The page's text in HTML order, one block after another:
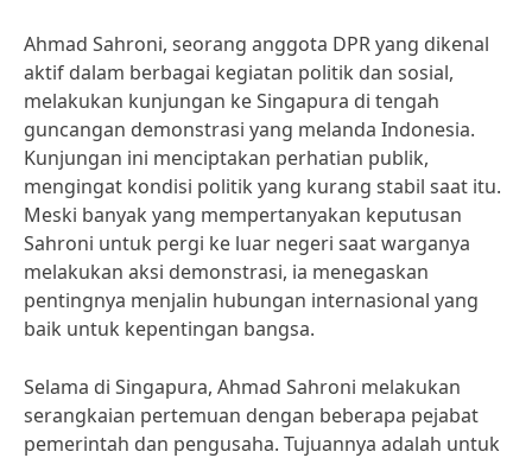
Ahmad Sahroni, seorang anggota DPR yang dikenal
aktif dalam berbagai kegiatan politik dan sosial,
melakukan kunjungan ke Singapura di tengah
guncangan demonstrasi yang melanda Indonesia.
Kunjungan ini menciptakan perhatian publik,
mengingat kondisi politik yang kurang stabil saat itu.
Meski banyak yang mempertanyakan keputusan
Sahroni untuk pergi ke luar negeri saat warganya
melakukan aksi demonstrasi, ia menegaskan
pentingnya menjalin hubungan internasional yang
baik untuk kepentingan bangsa.
Selama di Singapura, Ahmad Sahroni melakukan
serangkaian pertemuan dengan beberapa pejabat
pemerintah dan pengusaha. Tujuannya adalah untuk